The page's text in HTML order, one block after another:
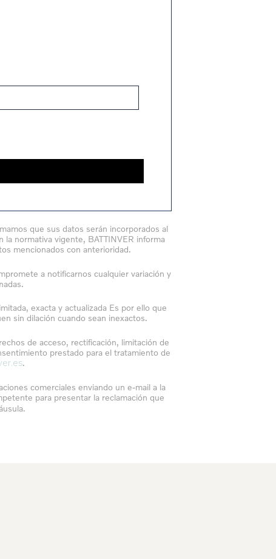
que sus datos serán incorporados al
normativa vigente, BATTINVER informa
mencionados con anterioridad.
a notificarnos cualquier variación y
exacta y actualizada Es por ello que
sin dilación cuando sean inexactos.
de acceso, rectificación, limitación de
prestado para el tratamiento de
.
comerciales enviando un e-mail a la
para presentar la reclamación que